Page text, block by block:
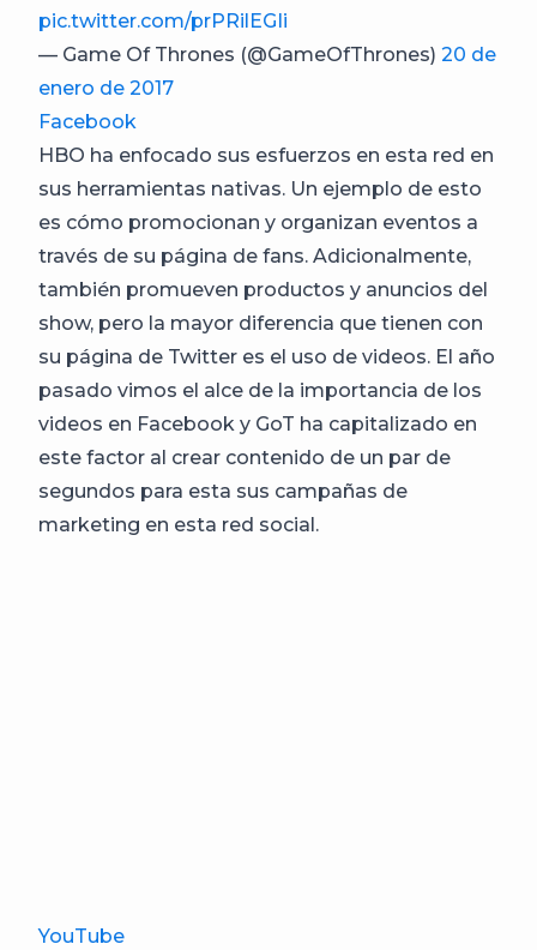
pic.twitter.com/prPRilEGIi
— Game Of Thrones (@GameOfThrones) 20 de
enero de 2017
Facebook
HBO ha enfocado sus esfuerzos en esta red en
sus herramientas nativas. Un ejemplo de esto
es cómo promocionan y organizan eventos a
través de su página de fans. Adicionalmente,
también promueven productos y anuncios del
show, pero la mayor diferencia que tienen con
su página de Twitter es el uso de videos. El año
pasado vimos el alce de la importancia de los
videos en Facebook y GoT ha capitalizado en
este factor al crear contenido de un par de
segundos para esta sus campañas de
marketing en esta red social.
YouTube